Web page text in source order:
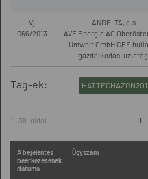
Vj-
066/2013.
ANDELTA, a.s.
AVE Energie AG
Umwelt GmbH CEE
gazdálkodási
Tag-ek:
1 - 38. oldal 1
A bejelentés
beérkezésének
dátuma
Ügyszám